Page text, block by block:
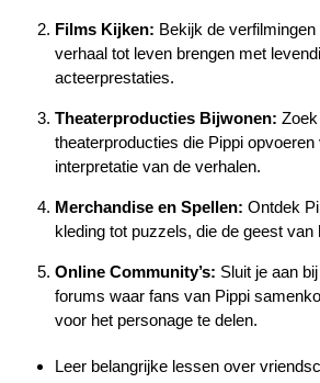
Films Kijken: Bekijk de
verhaal tot leven brengen met
acteerprestaties.
Theaterproducties Bijwonen:
theaterproducties die Pippi
interpretatie van de verhalen.
Merchandise en Spellen: Ontdek
kleding tot puzzels, die de geest
Online Community’s: Sluit je aan
forums waar fans van Pippi
voor het personage te delen.
Leer belangrijke lessen over